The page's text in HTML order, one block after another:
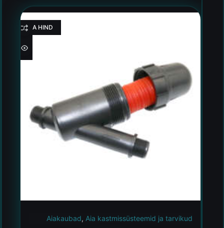
HEA HIND
Aiakaubad, Aia kastmissüsteemid ja tarvikud